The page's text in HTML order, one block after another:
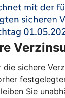
sichere
Sie